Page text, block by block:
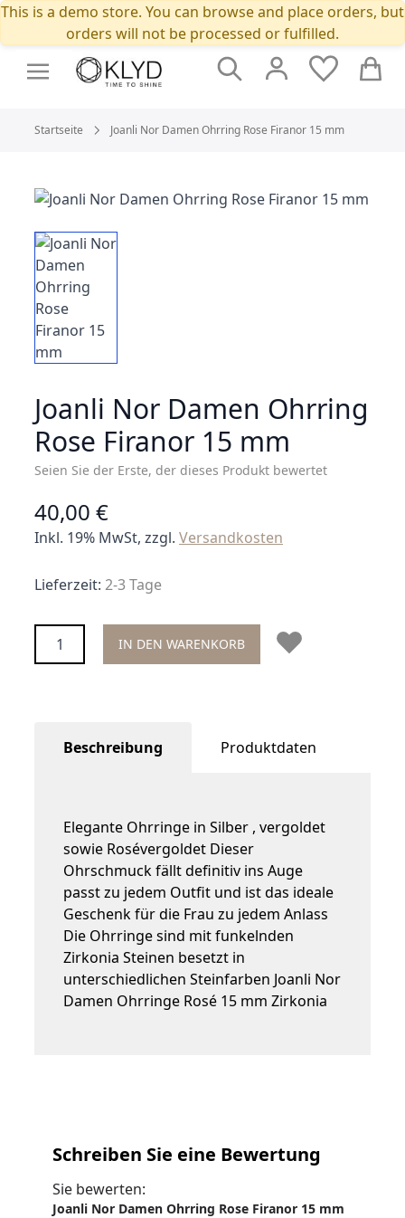
This is a demo store. You can browse and place orders, but
orders will not be processed or fulfilled.
Suche
Cart
Startseite Joanli Nor Damen Ohrring Rose Firanor 15 mm
Joanli Nor Damen Ohrring
Rose Firanor 15 mm
Seien Sie der Erste, der dieses Produkt bewertet
40,00 €
Inkl. 19% MwSt, zzgl. Versandkosten
Lieferzeit: 2-3 Tage
Menge IN DEN WARENKORB
Beschreibung Produktdaten
Elegante Ohrringe in Silber , vergoldet
sowie Rosévergoldet Dieser
Ohrschmuck fällt definitiv ins Auge
passt zu jedem Outfit und ist das ideale
Geschenk für die Frau zu jedem Anlass
Die Ohrringe sind mit funkelnden
Zirkonia Steinen besetzt in
unterschiedlichen Steinfarben Joanli Nor
Damen Ohrringe Rosé 15 mm Zirkonia
Schreiben Sie eine Bewertung
Sie bewerten:
Joanli Nor Damen Ohrring Rose Firanor 15 mm